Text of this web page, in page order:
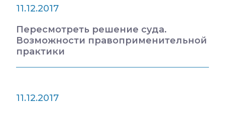
11.12.2017
Пересмотреть решение суда.
Возможности правоприменительной
практики
11.12.2017